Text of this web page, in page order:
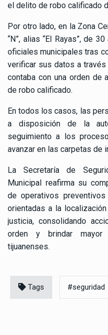
el delito de robo calificado
Por otro lado, en la Zona
“N”, alias “El Rayas”, de
oficiales municipales tras
verificar sus datos a
contaba con una orden de
de robo calificado.
En todos los casos, las
a disposición de la
seguimiento a los
avanzar en las carpetas de
La Secretaría de
Municipal reafirma su
de operativos
orientadas a la
justicia, consolidando
orden y brindar
tijuanenses.
Tags #seguridad